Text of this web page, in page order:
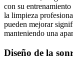
con su
la limpieza
pueden mejorar
manteniendo una
Diseño de la